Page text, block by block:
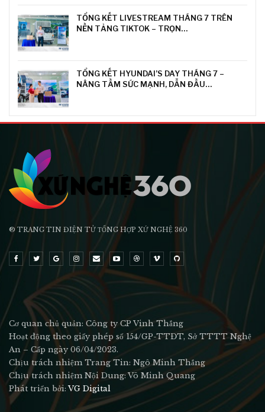
TỔNG KẾT LIVESTREAM THÁNG 7 TRÊN
NỀN TẢNG TIKTOK – TRỌN…
TỔNG KẾT HYUNDAI’S DAY THÁNG 7 –
NÂNG TẦM SỨC MẠNH, DẪN ĐẦU…
® TRANG TIN ĐIỆN TỬ ТỔNG HỢP XỨ NGHỆ 360
Cơ quan chủ quản: Công ty CP Vinh Thắng
Hoạt động theo giấy phép số 154/GP-TTĐT, Sở TTTT Nghệ
An – Cấp ngày 06/04/2023.
Chịu trách nhiệm Trang Tin: Ngô Minh Thắng
Chịu trách nhiệm Nội Dung: Võ Minh Quang
Phát triển bởi:VG Digital